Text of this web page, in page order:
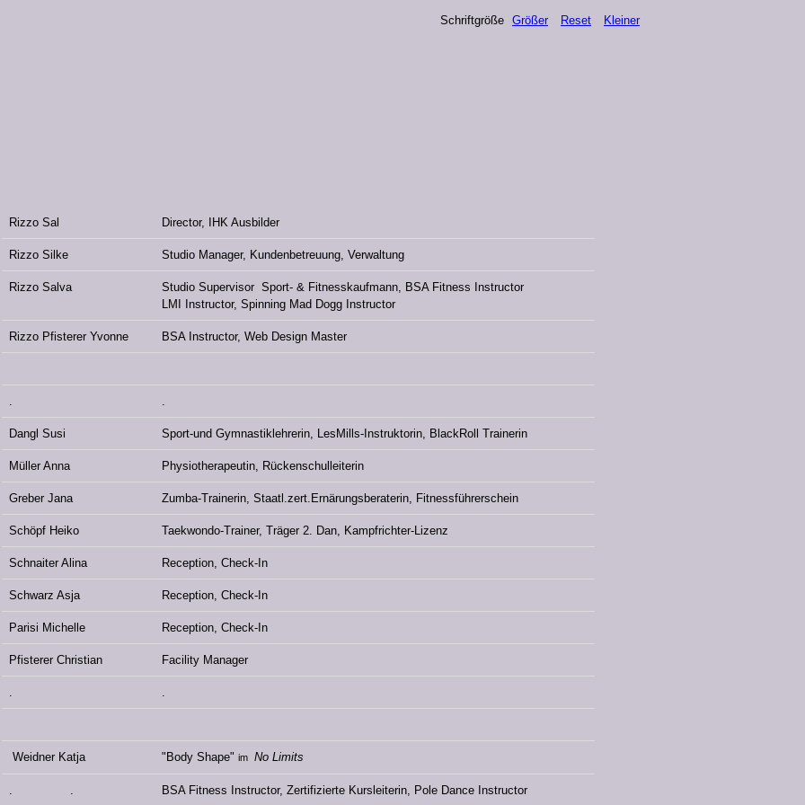
Schriftgröße Größer Reset Kleiner
Rizzo Sal Director, IHK Ausbilder
Rizzo Silke Studio Manager, Kundenbetreuung, Verwaltung
Rizzo Salva
Studio Supervisor Sport- & Fitnesskaufmann, BSA Fitness Instructor
LMI Instructor, Spinning Mad Dogg Instructor
Rizzo Pfisterer Yvonne BSA Instructor, Web Design Master
. .
Dangl Susi Sport-und Gymnastiklehrerin, LesMills-Instruktorin, BlackRoll Trainerin
Müller Anna Physiotherapeutin, Rückenschulleiterin
Greber Jana Zumba-Trainerin, Staatl.zert.Ernärungsberaterin, Fitnessführerschein
Schöpf Heiko Taekwondo-Trainer, Träger 2. Dan, Kampfrichter-Lizenz
Schnaiter Alina Reception, Check-In
Schwarz Asja Reception, Check-In
Parisi Michelle Reception, Check-In
Pfisterer Christian Facility Manager
. .
Weidner Katja "Body Shape" im No Limits
. . BSA Fitness Instructor, Zertifizierte Kursleiterin, Pole Dance Instructor